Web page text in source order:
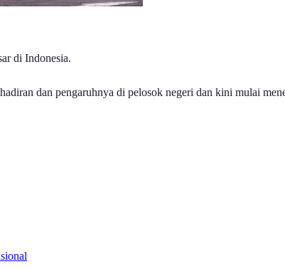
di Indonesia.
dan pengaruhnya di pelosok negeri dan kini mulai